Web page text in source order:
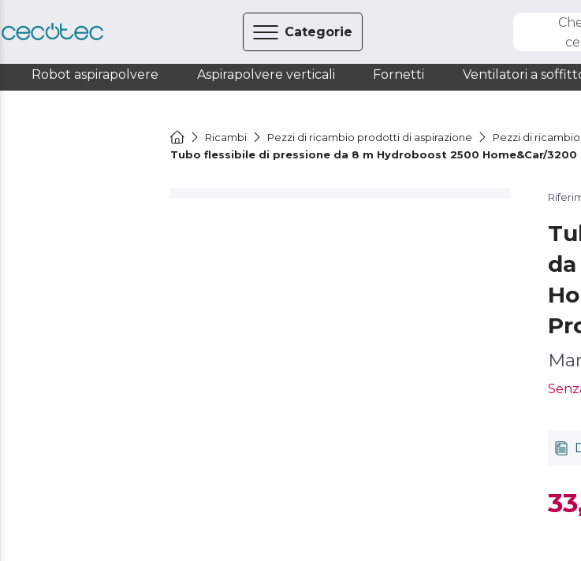
Categorie
Robot aspirapolvere Aspirapolvere verticali Fornetti Ventilatori a
Ricambi Pezzi di ricambio prodotti di aspirazione
Pezzi di
Tubo flessibile di pressione da 8 m Hydroboost 2500 Home&Car/